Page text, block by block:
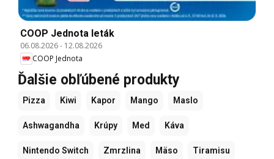
COOP Jednota leták
06.08.2026- 12.08.2026
COOP Jednota
Ďalšie obľúbené produkty
Pizza Kiwi Kapor Mango Maslo
Ashwagandha Krúpy Med Káva
Nintendo Switch Zmrzlina Mäso Tiramisu